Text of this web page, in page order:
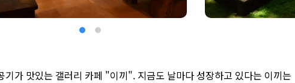
기가 맛있는 갤러리 카페 "이끼". 지금도 날마다 성장하고 있다는 이끼는